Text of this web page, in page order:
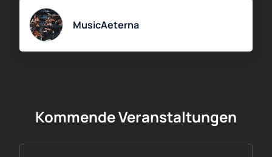
MusicAeterna
Kommende Veranstaltungen